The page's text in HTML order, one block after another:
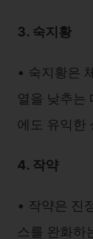
3. 숙지황
• 숙지황은
열을 낮추는
에도 유익한
4. 작약
• 작약은 진
스를 완화하